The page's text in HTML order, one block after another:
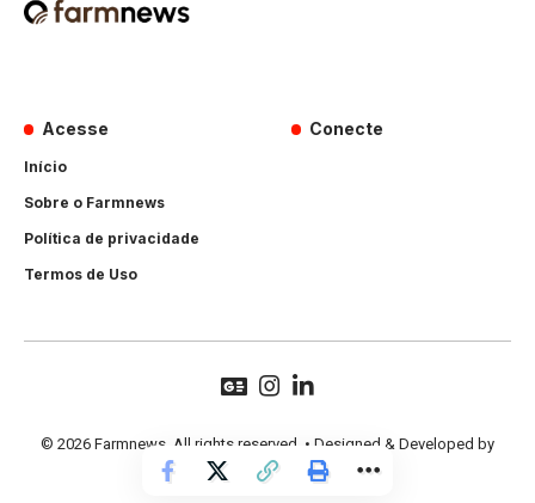
Acesse
Início
Sobre o Farmnews
Política de privacidade
Termos de Uso
Conecte
© 2026 Farmnews. All rights reserved. • Designed & Developed by
Hands Perform.